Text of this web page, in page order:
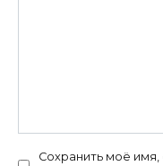
Сохранить моё имя,